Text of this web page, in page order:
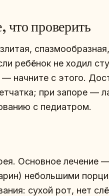
что проверить
ребёнок не ходил
начните с этого.
при запоре —
с педиатром.
Основное лечение
небольшими
сухой рот, нет